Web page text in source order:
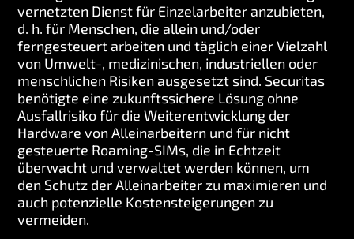
vernetzten Dienst für Einzelarbeiter anzubieten,
d. h. für Menschen, die allein und/oder
ferngesteuert arbeiten und täglich einer Vielzahl
von Umwelt-, medizinischen, industriellen oder
menschlichen Risiken ausgesetzt sind. Securitas
benötigte eine zukunftssichere Lösung ohne
Ausfallrisiko für die Weiterentwicklung der
Hardware von Alleinarbeitern und für nicht
gesteuerte Roaming-SIMs, die in Echtzeit
überwacht und verwaltet werden können, um
den Schutz der Alleinarbeiter zu maximieren und
auch potenzielle Kostensteigerungen zu
vermeiden.